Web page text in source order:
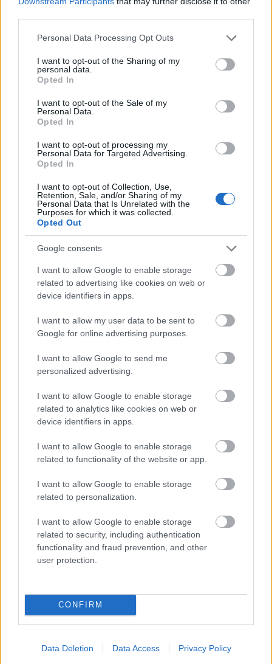
Please note that this website/app uses one or more Google
not limited to your visit or usage behaviour. You may click to
grant or deny consent to Google and its third-party tags to
use your data for below specified purposes in below Google
consent section.
Personal Data Processing Opt Outs
I want to opt-out of the Sharing of my
personal data.
Opted In
I want to opt-out of the Sale of my
Personal Data.
Opted In
I want to opt-out of processing my
Personal Data for Targeted Advertising.
Opted In
I want to opt-out of Collection, Use,
Retention, Sale, and/or Sharing of my
Personal Data that Is Unrelated with the
Purposes for which it was collected.
Opted Out
Google consents
I want to allow Google to enable storage
related to advertising like cookies on web or
device identifiers in apps.
I want to allow my user data to be sent to
Google for online advertising purposes.
I want to allow Google to send me
personalized advertising.
I want to allow Google to enable storage
related to analytics like cookies on web or
device identifiers in apps.
I want to allow Google to enable storage
related to functionality of the website or app.
I want to allow Google to enable storage
related to personalization.
I want to allow Google to enable storage
related to security, including authentication
functionality and fraud prevention, and other
user protection.
CONFIRM
Data Deletion Data Access Privacy Policy
M1 bővítés: már zajlik a teljesen új
Bicske Kelet csomópont építése
Másfélszeresére bővítik
Hódmezővásárhely jó hírű református
iskoláját
Flórián téri felüljárón
E-mail cím
Feliratkozom a hírlevélre és elfogadom az
szabályzatot!
LEGNÉZETTEBB
Indul a diákok pénzügyi ismereteit
erősítő Pénz7 programsorozat